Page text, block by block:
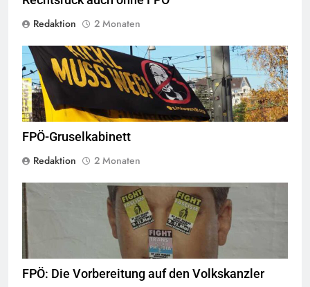
Redaktion
2 Monaten
© linkswende.org,CC-BY-SA-1.0
FPÖ-Gruselkabinett
Redaktion
2 Monaten
© linkswende.org, CC-BY-SA-1.0
FPÖ: Die Vorbereitung auf den Volkskanzler